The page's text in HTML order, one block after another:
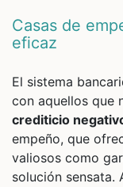
Casas de empeño: una opción alternativa
eficaz
El sistema
con aquellos que
crediticio
empeño, que
valiosos como
solución sensata.